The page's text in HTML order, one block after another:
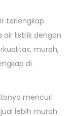
terlengkap
listrik dengan
murah,
di
mencuri
lebih murah